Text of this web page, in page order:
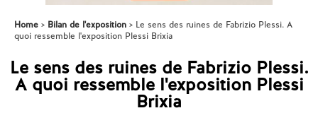
Home Bilan de l'exposition
Le sens des ruines de Fabrizio Plessi. A
quoi ressemble l'exposition Plessi Brixia
Le sens des ruines de Fabrizio Plessi.
A quoi ressemble l'exposition Plessi
Brixia